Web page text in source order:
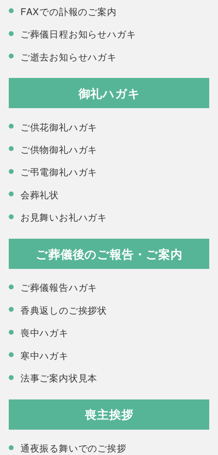
FAXでの訃報のご案内
ご葬儀日程お知らせハガキ
ご逝去お知らせハガキ
御礼ハガキ
ご供花御礼ハガキ
ご供物御礼ハガキ
ご弔電御礼ハガキ
会葬礼状
お見舞いお礼ハガキ
ご葬儀後のご報告・ご案内
ご葬儀報告ハガキ
香典返しのご挨拶状
喪中ハガキ
寒中ハガキ
法事ご案内状見本
喪主挨拶
通夜振る舞いでのご挨拶